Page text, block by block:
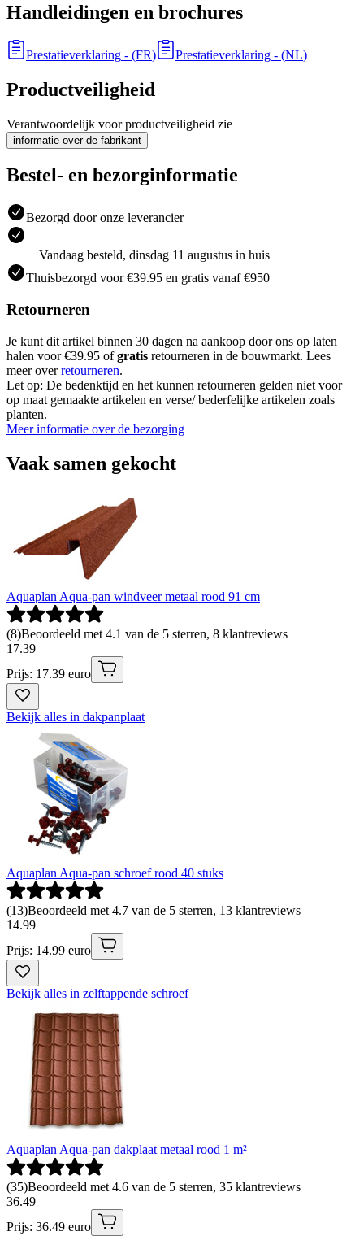
Handleidingen en brochures
Prestatieverklaring - (FR) Prestatieverklaring - (NL)
Productveiligheid
Verantwoordelijk voor productveiligheid zie
informatie over de fabrikant
Bestel- en bezorginformatie
Bezorgd door onze leverancier
Vandaag besteld, dinsdag 11 augustus in huis
Thuisbezorgd voor €39.95 en gratis vanaf €950
Retourneren
Je kunt dit artikel binnen 30 dagen na aankoop door ons op laten
halen voor €39.95 ofgratis retourneren in de bouwmarkt. Lees
meer overretourneren.
Let op: De bedenktijd en het kunnen retourneren gelden niet voor
op maat gemaakte artikelen en verse/ bederfelijke artikelen zoals
planten.
Meer informatie over de bezorging
Vaak samen gekocht
Aquaplan Aqua-pan windveer metaal rood 91 cm
(8)Beoordeeld met 4.1 van de 5 sterren, 8 klantreviews
17.39
Prijs: 17.39 euro
Bekijk alles in dakpanplaat
Aquaplan Aqua-pan schroef rood 40 stuks
(13)Beoordeeld met 4.7 van de 5 sterren, 13 klantreviews
14.99
Prijs: 14.99 euro
Bekijk alles in zelftappende schroef
Aquaplan Aqua-pan dakplaat metaal rood 1 m²
(35)Beoordeeld met 4.6 van de 5 sterren, 35 klantreviews
36.49
Prijs: 36.49 euro